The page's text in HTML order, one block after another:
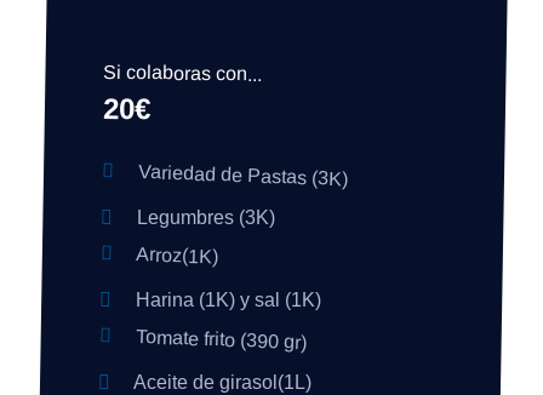
Si colaboras con...
20€
Variedad de Pastas (3K)
Legumbres (3K)
Arroz(1K)
Harina (1K) y sal (1K)
Tomate frito (390 gr)
Aceite de girasol(1L)